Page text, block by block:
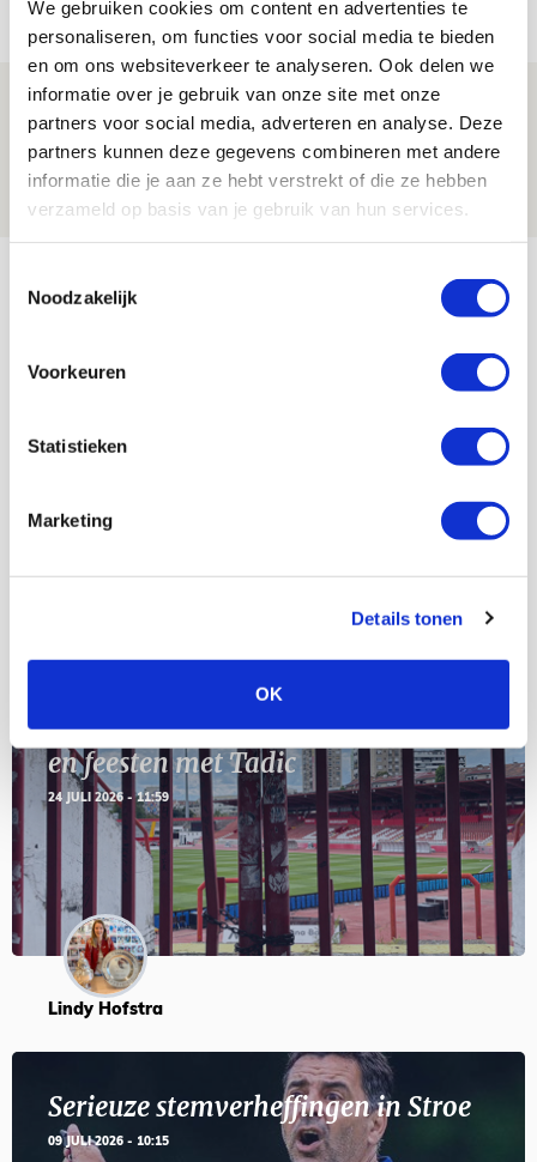
We gebruiken cookies om content en advertenties te
personaliseren, om functies voor social media te bieden
en om ons websiteverkeer te analyseren. Ook delen we
informatie over je gebruik van onze site met onze
partners voor social media, adverteren en analyse. Deze
partners kunnen deze gegevens combineren met andere
informatie die je aan ze hebt verstrekt of die ze hebben
verzameld op basis van je gebruik van hun services.
Noodzakelijk
Voorkeuren
Statistieken
Marketing
Details tonen
OK
Brandt: ‘Ajax en Cruijff bleven door
mijn hoofd spoken’
07 AUGUSTUS 2026 - 20:02
AGENDA
23
Selectiedag ballenjongens/-meiden
SEP
Servische maffiabaas in grauwe bak
en feesten met Tadic
24 JULI 2026 - 11:59
Lindy Hofstra
Serieuze stemverheffingen in Stroe
09 JULI 2026 - 10:15